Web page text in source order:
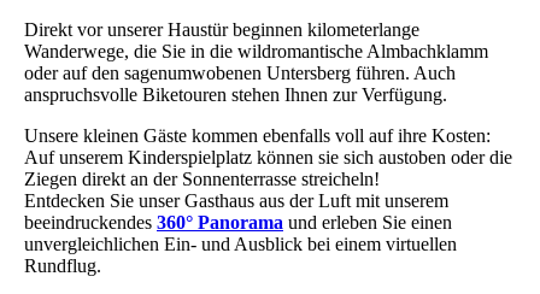
Direkt vor unserer Haustür beginnen kilometerlange
Wanderwege, die Sie in die wildromantische Almbachklamm
oder auf den sagenumwobenen Untersberg führen. Auch
anspruchsvolle Biketouren stehen Ihnen zur Verfügung.
Unsere kleinen Gäste kommen ebenfalls voll auf ihre Kosten:
Auf unserem Kinderspielplatz können sie sich austoben oder die
Ziegen direkt an der Sonnenterrasse streicheln!
Entdecken Sie unser Gasthaus aus der Luft mit unserem
beeindruckendes 360° Panorama und erleben Sie einen
unvergleichlichen Ein- und Ausblick bei einem virtuellen
Rundflug.